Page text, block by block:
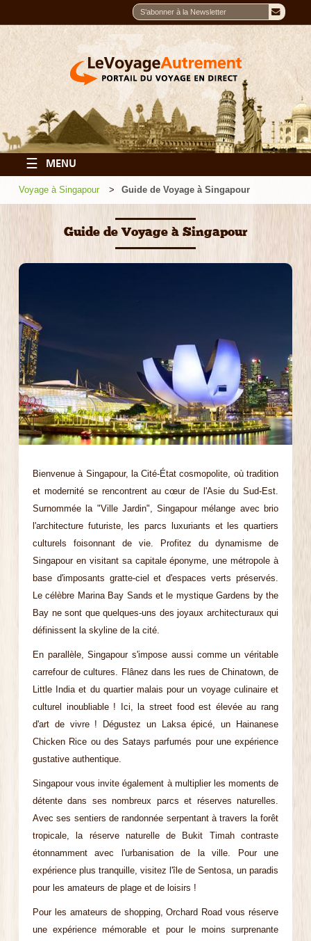
☰ MENU
Voyage à Singapour Guide de Voyage à Singapour
Guide de Voyage à Singapour
Bienvenue à Singapour, la Cité-État cosmopolite, où tradition
et modernité se rencontrent au cœur de l'Asie du Sud-Est.
Surnommée la "Ville Jardin", Singapour mélange avec brio
l'architecture futuriste, les parcs luxuriants et les quartiers
culturels foisonnant de vie. Profitez du dynamisme de
Singapour en visitant sa capitale éponyme, une métropole à
base d'imposants gratte-ciel et d'espaces verts préservés.
Le célèbre Marina Bay Sands et le mystique Gardens by the
Bay ne sont que quelques-uns des joyaux architecturaux qui
définissent la skyline de la cité.
En parallèle, Singapour s'impose aussi comme un véritable
carrefour de cultures. Flânez dans les rues de Chinatown, de
Little India et du quartier malais pour un voyage culinaire et
culturel inoubliable ! Ici, la street food est élevée au rang
d'art de vivre ! Dégustez un Laksa épicé, un Hainanese
Chicken Rice ou des Satays parfumés pour une expérience
gustative authentique.
Singapour vous invite également à multiplier les moments de
détente dans ses nombreux parcs et réserves naturelles.
Avec ses sentiers de randonnée serpentant à travers la forêt
tropicale, la réserve naturelle de Bukit Timah contraste
étonnamment avec l'urbanisation de la ville. Pour une
expérience plus tranquille, visitez l'île de Sentosa, un paradis
pour les amateurs de plage et de loisirs !
Pour les amateurs de shopping, Orchard Road vous réserve
une expérience mémorable et pour le moins surprenante